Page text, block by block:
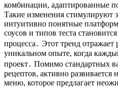
комбинации, адаптированные
Такие изменения стимулируют
интуитивно понятные
соусов и типов теста
процесса․ Этот тренд
уникальном опыте, когда
проект․ Помимо стандартных
рецептов, активно
меню, которое предлагает